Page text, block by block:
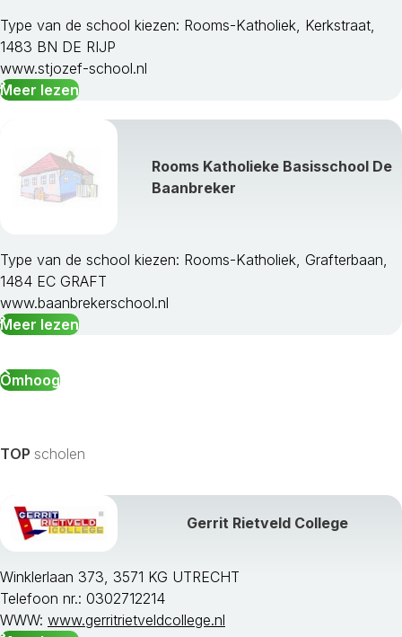
Harenkarspel
Heemskerk
Heemstede
Heerhugowaard
Heiloo
Hollands Kroon
Hoorn
Huizen
Langedijk
Laren
Medemblik
Muiden
Oostzaan
Opmeer
Schagen
Texel
Uitgeest
Velsen
Waterland
Weesp
Type van de school kiezen: Rooms-Katholiek, Kerkstraat,
1483 BN DE RIJP
www.stjozef-school.nl
Meer lezen
Rooms Katholieke Basisschool De
Baanbreker
Type van de school kiezen: Rooms-Katholiek, Grafterbaan,
1484 EC GRAFT
www.baanbrekerschool.nl
Meer lezen
Omhoog
TOP scholen
Gerrit Rietveld College
Winklerlaan 373, 3571 KG UTRECHT
Telefoon nr.: 0302712214
WWW: www.gerritrietveldcollege.nl